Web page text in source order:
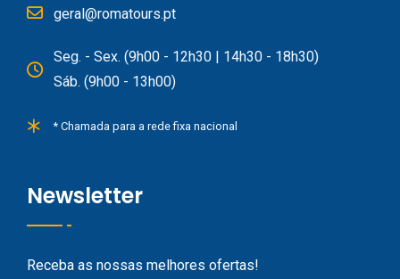
geral@romatours.pt
Seg. - Sex. (9h00 - 12h30 | 14h30 - 18h30)
Sáb. (9h00 - 13h00)
* Chamada para a rede fixa nacional
Newsletter
Receba as nossas melhores ofertas!